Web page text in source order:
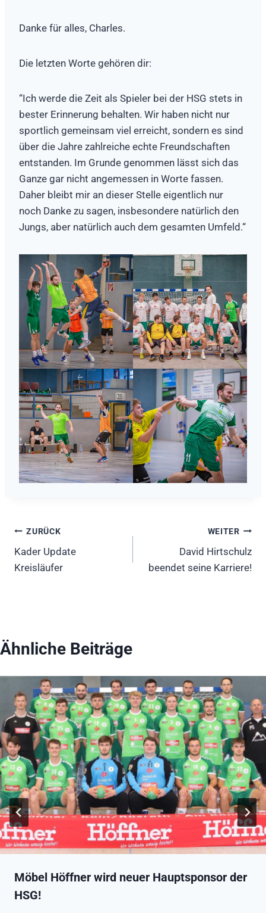
Danke für alles, Charles.
Die letzten Worte gehören dir:
“Ich werde die Zeit als Spieler bei der HSG stets in
bester Erinnerung behalten. Wir haben nicht nur
sportlich gemeinsam viel erreicht, sondern es sind
über die Jahre zahlreiche echte Freundschaften
entstanden. Im Grunde genommen lässt sich das
Ganze gar nicht angemessen in Worte fassen.
Daher bleibt mir an dieser Stelle eigentlich nur
noch Danke zu sagen, insbesondere natürlich den
Jungs, aber natürlich auch dem gesamten Umfeld.“
Beitragsnavigation
ZURÜCK
Kader Update
Kreisläufer
WEITER
David Hirtschulz
beendet seine Karriere!
Ähnliche Beiträge
Möbel Höffner wird neuer Hauptsponsor der
HSG!